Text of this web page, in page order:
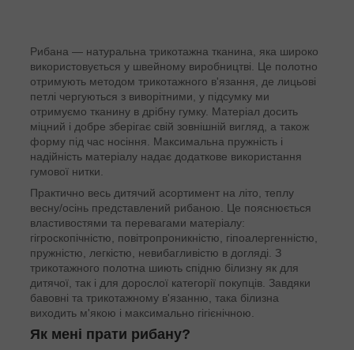
Рибана — натуральна трикотажна тканина, яка широко
використовується у швейному виробництві. Це полотно
отримують методом трикотажного в'язання, де лицьові
петлі чергуються з виворітними, у підсумку ми
отримуємо тканину в дрібну гумку. Матеріал досить
міцний і добре зберігає свій зовнішній вигляд, а також
форму під час носіння. Максимальна пружність і
надійність матеріалу надає додаткове використання
гумової нитки.
Практично весь дитячий асортимент на літо, теплу
весну/осінь представлений рибаною. Це пояснюється
властивостями та перевагами матеріалу:
гігроскопічністю, повітропроникністю, гіпоалергенністю,
пружністю, легкістю, невибагливістю в догляді. З
трикотажного полотна шиють спідню білизну як для
дитячої, так і для дорослої категорії покупців. Завдяки
бавовні та трикотажному в'язанню, така білизна
виходить м'якою і максимально гігієнічною.
Як мені прати рибану?